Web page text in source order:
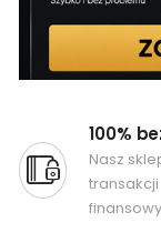
100%
Nasz
transakcji